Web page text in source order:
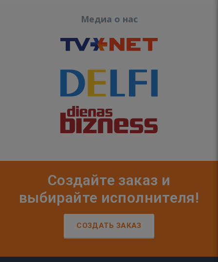
Медиа о нас
Создайте заказ и
выбирайте исполнителя!
СОЗДАТЬ ЗАКАЗ